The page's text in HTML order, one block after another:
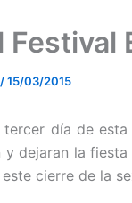
Festival
/15/03/2015
día de
y dejaran la
cierre de la